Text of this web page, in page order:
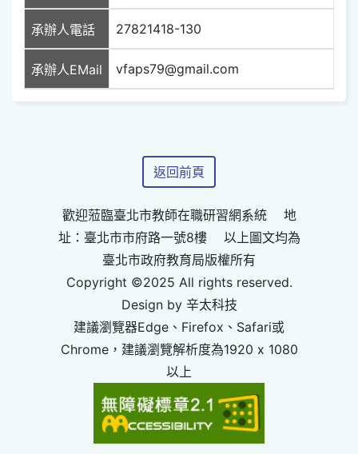
承辦人電話 27821418-130
承辦人EMail vfaps79@gmail.com
返回前頁
歡迎蒞臨臺北市教師在職研習網系統 地
址：臺北市市府路一號8樓 以上圖文均為
臺北市政府教育局版權所有
Copyright ©2025 All rights reserved.
Design by 辛太科技
建議瀏覽器Edge、Firefox、Safari或
Chrome，建議瀏覽解析度為1920 x 1080
以上